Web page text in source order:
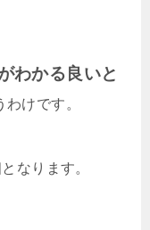
わかる良いと
けです。
なります。